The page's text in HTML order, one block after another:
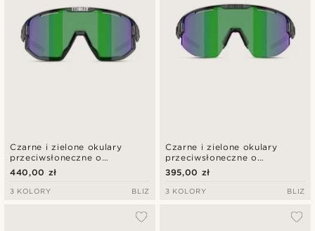
Czarne i zielone okulary
przeciwsłoneczne o
opływowym kształcie | Bliz
0ZB7005
440,00 zł
3 KOLORY BLIZ
Czarne i zielone okulary
przeciwsłoneczne o
opływowym kształcie | Bliz
0ZB7004
395,00 zł
3 KOLORY BLIZ